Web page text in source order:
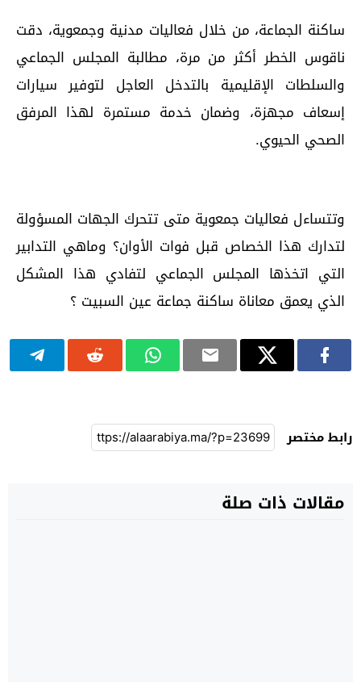
ساكنة الجماعة، من خلال فعاليات مدنية وجمعوية، دقت
ناقوس الخطر أكثر من مرة، مطالبة المجلس الجماعي
والسلطات الإقليمية بالتدخل العاجل لتوفير سيارات
إسعاف مجهزة، وضمان خدمة مستمرة لهذا المرفق
الصحي الحيوي.
وتتساءل فعاليات جمعوية متى تتحرك الجهات المسؤولة
لتدارك هذا الخصاص قبل فوات الأوان؟ وماهي التدابير
التي اتخذها المجلس الجماعي لتفادي هذا المشكل
الذي يعمق معاناة ساكنة جماعة عين السبيت ؟
رابط مختصر
مقالات ذات صلة